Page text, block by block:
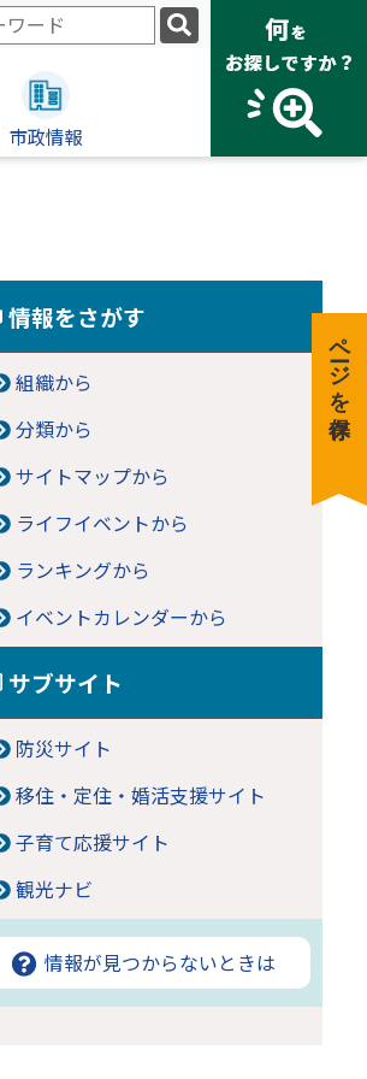
市政情報
情報をさがす
組織から
分類から
サイトマップから
ライフイベントから
ランキングから
イベントカレンダーから
サブサイト
防災サイト
移住・定住・婚活支援サイト
子育て応援サイト
観光ナビ
情報が見つからないときは
ページを保存